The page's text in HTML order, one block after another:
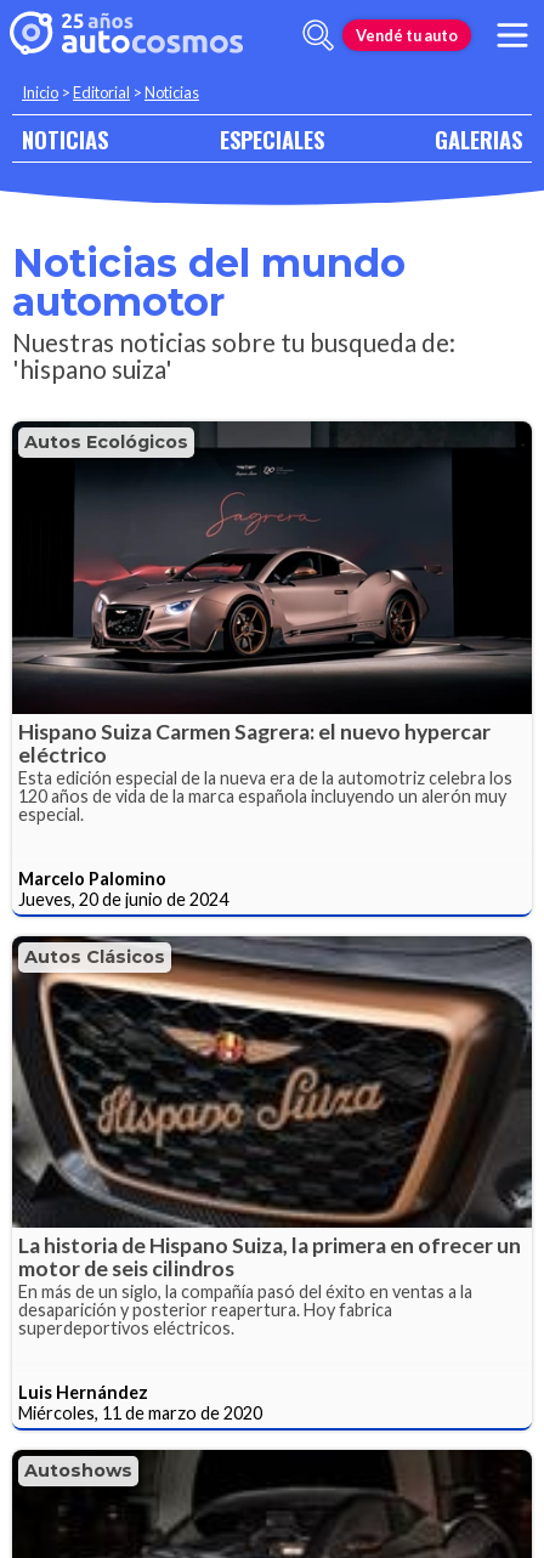
Vendé tu auto
Inicio >Editorial >Noticias
NOTICIAS ESPECIALES GALERIAS
Noticias del mundo
automotor
Nuestras noticias sobre tu busqueda de:
'hispano suiza'
Autos Ecológicos
Hispano Suiza Carmen Sagrera: el nuevo hypercar
eléctrico
Esta edición especial de la nueva era de la automotriz celebra los
120 años de vida de la marca española incluyendo un alerón muy
especial.
Marcelo Palomino
Jueves, 20 de junio de 2024
Autos Clásicos
La historia de Hispano Suiza, la primera en ofrecer un
motor de seis cilindros
En más de un siglo, la compañía pasó del éxito en ventas a la
desaparición y posterior reapertura. Hoy fabrica
superdeportivos eléctricos.
Luis Hernández
Miércoles, 11 de marzo de 2020
Autoshows